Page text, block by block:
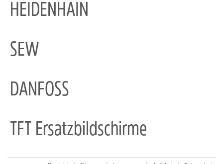
HEIDENHAIN
SEW
DANFOSS
TFT Ersatzbildschirme